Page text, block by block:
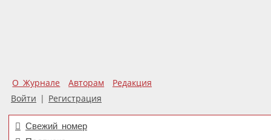
О Журнале Авторам
Редакция
Войти | Регистрация
Свежий номер